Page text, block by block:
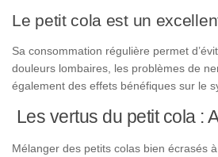
Le petit cola est un
Sa consommation régulière permet
douleurs lombaires, les problèmes de
également des effets bénéfiques sur le
Les vertus du petit cola :
Mélanger des petits colas bien écrasés